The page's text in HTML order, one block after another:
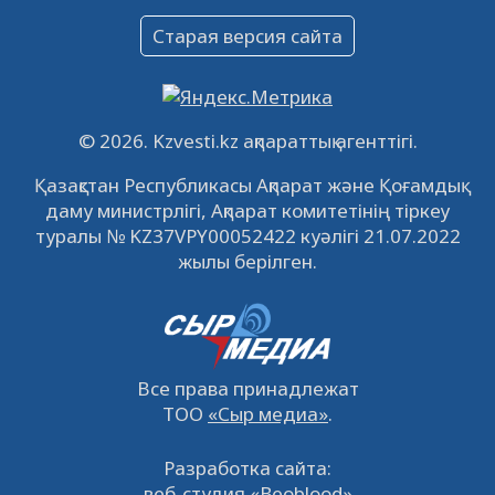
Объявление
09.12.2022
Свободные рабочие места
встречу с инвесторами в Кызылорде 22
ноября
21.11.2022 14952 0
© 2026. Kzvesti.kz ақпараттық агенттігі.
Қазақстан Республикасы Ақпарат және Қоғамдық
даму министрлігі, Ақпарат комитетінің тіркеу
туралы № KZ37VPY00052422 куәлігі 21.07.2022
жылы берілген.
Все права принадлежат
ТОО «Сыр медиа».
Старая версия сайта
Разработка сайта: